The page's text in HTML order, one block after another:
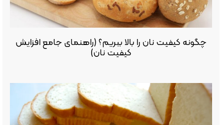
چگونه کیفیت نان را بالا ببریم؟ (راهنمای جامع افزایش
کیفیت نان)